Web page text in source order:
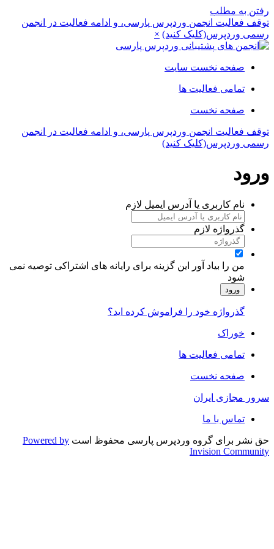
رفتن به مطلب
توقف فعالیت انجمن وردپرس پارسی، و ادامه فعالیت در انجمن
رسمی وردپرس(کلیک کنید) ×
صفحه نخست سایت
تمامی فعالیت ها
صفحه نخست
توقف فعالیت انجمن وردپرس پارسی، و ادامه فعالیت در انجمن
رسمی وردپرس(کلیک کنید)
ورود
نام کاربری یا آدرس ایمیل لازم
گذرواژه لازم
من را بیاد آور
این گزینه برای رایانه های اشتراکی توصیه نمی
شود
ورود
گذرواژه خود را فراموش کرده اید؟
خوراک
تمامی فعالیت ها
صفحه نخست
سرور مجازی ایران
تماس با ما
حق نشر برای گروه وردپرس پارسی محفوظ است Powered by
Invision Community